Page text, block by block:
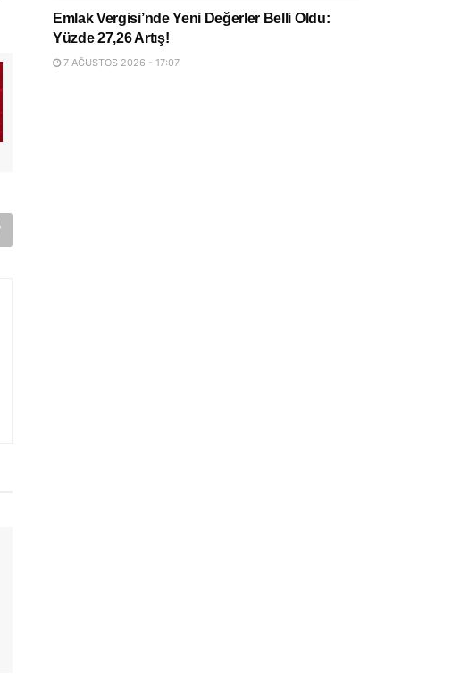
Emlak Vergisi’nde Yeni Değerler Belli Oldu:
Yüzde 27,26 Artış!
7 AĞUSTOS 2026 - 17:07